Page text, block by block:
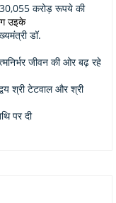
करोड़ रूपये की
उइके
डॉ.
जीवन की ओर बढ़ रहे
श्री टेटवाल और श्री
पर दी